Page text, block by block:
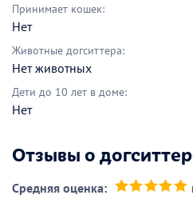
Принимает кошек:
Нет
Животные догситтера:
Нет животных
Дети до 10 лет в доме:
Нет
Отзывы о
Средняя оценка: